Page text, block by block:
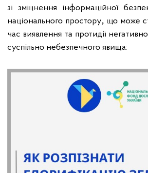
зі зміцнення інформаційної
національного простору, що може
час виявлення та протидії
суспільно небезпечного явища: